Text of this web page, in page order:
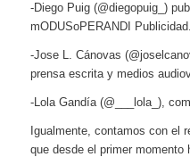
-Diego Puig (@diegopuig_)
mODUSoPERANDI Publicidad.
-Jose L. Cánovas
prensa escrita y medios
-Lola Gandía (@___lola_),
Igualmente, contamos con el
que desde el primer momento